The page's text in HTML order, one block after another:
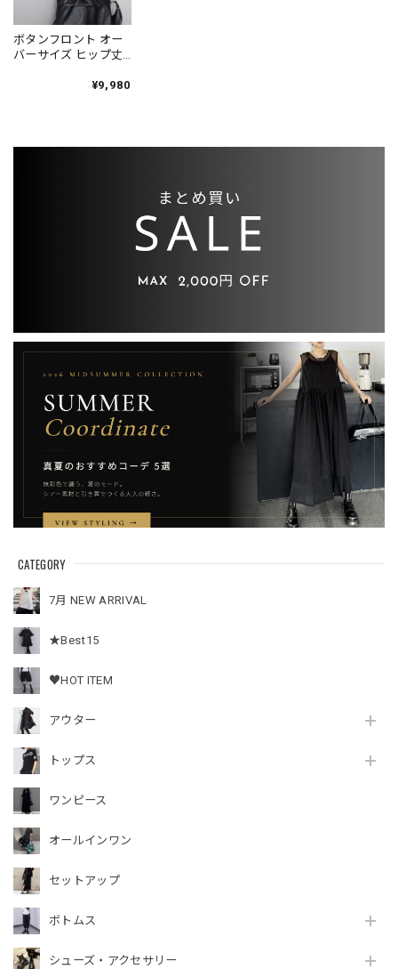
CATEGORY
7月 NEW ARRIVAL
★Best15
♥HOT ITEM
アウター
トップス
ワンピース
オールインワン
セットアップ
ボトムス
シューズ・アクセサリー
ボタンフロント オー
バーサイズ ヒップ丈
¥9,980